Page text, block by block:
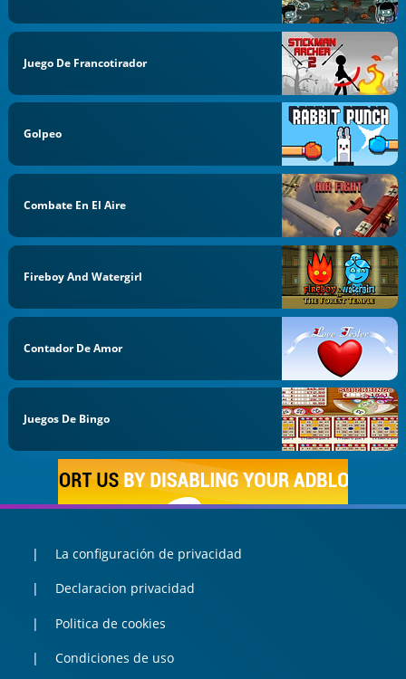
Juego De Francotirador
Golpeo
Combate En El Aire
Fireboy And Watergirl
Contador De Amor
Juegos De Bingo
La configuración de privacidad
Declaracion privacidad
Politica de cookies
Condiciones de uso